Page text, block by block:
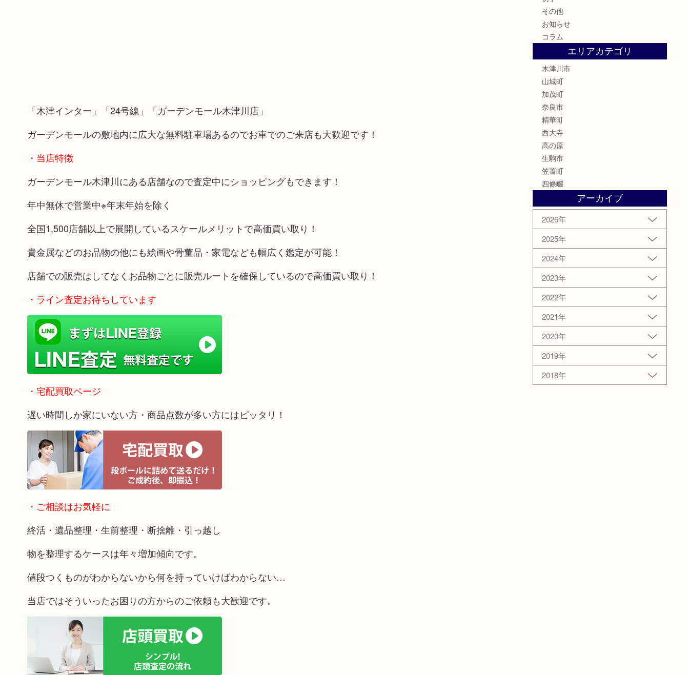
「木津インター」「24号線」「ガーデンモール木津川店」
ガーデンモールの敷地内に広大な無料駐車場あるのでお車でのご来店も大歓迎です！
・当店特徴
ガーデンモール木津川にある店舗なので査定中にショッピングもできます！
年中無休で営業中※年末年始を除く
全国1,500店舗以上で展開しているスケールメリットで高価買い取り！
貴金属などのお品物の他にも絵画や骨董品・家電なども幅広く鑑定が可能！
店舗での販売はしてなくお品物ごとに販売ルートを確保しているので高価買い取り！
・ライン査定お待ちしています
・宅配買取ページ
遅い時間しか家にいない方・商品点数が多い方にはピッタリ！
・ご相談はお気軽に
終活・遺品整理・生前整理・断捨離・引っ越し
物を整理するケースは年々増加傾向です。
値段つくものがわからないから何を持っていけばわからない…
当店ではそういったお困りの方からのご依頼も大歓迎です。
その他
お知らせ
コラム
エリアカテゴリ
木津川市
山城町
加茂町
奈良市
精華町
西大寺
高の原
生駒市
笠置町
四條畷
アーカイブ
2026年
2025年
2024年
2023年
2022年
2021年
2020年
2019年
2018年